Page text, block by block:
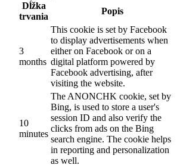
Dĺžka
trvania
Popis
3
months
This cookie is set by Facebook
to display advertisements when
either on Facebook or on a
digital platform powered by
Facebook advertising, after
visiting the website.
10
minutes
The ANONCHK cookie, set by
Bing, is used to store a user's
session ID and also verify the
clicks from ads on the Bing
search engine. The cookie helps
in reporting and personalization
as well.